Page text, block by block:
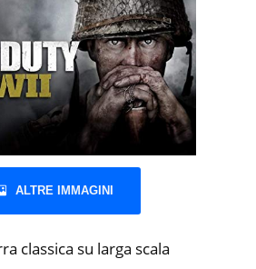
ALTRE IMMAGINI
classica su larga scala